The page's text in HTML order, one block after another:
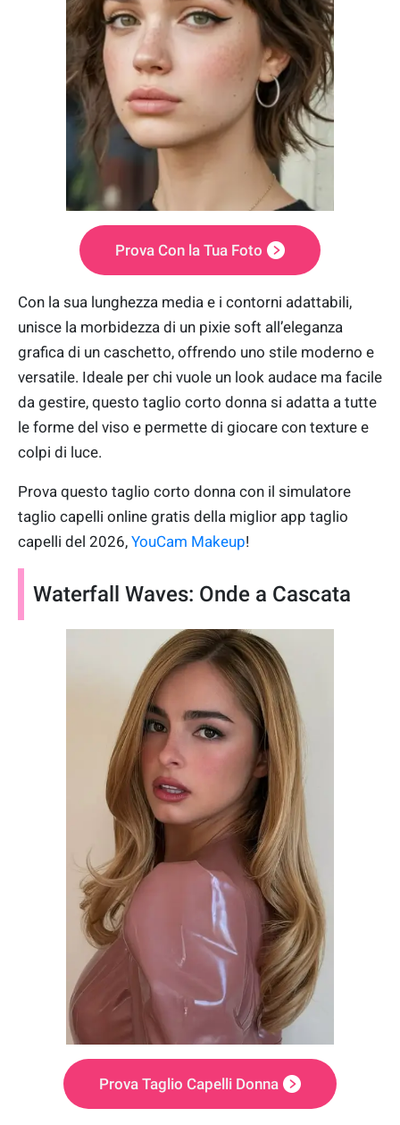
Prova Con la Tua Foto
Con la sua lunghezza media e i contorni adattabili,
unisce la morbidezza di un pixie soft all’eleganza
grafica di un caschetto, offrendo uno stile moderno e
versatile. Ideale per chi vuole un look audace ma facile
da gestire, questo taglio corto donna si adatta a tutte
le forme del viso e permette di giocare con texture e
colpi di luce.
Prova questo taglio corto donna con il simulatore
taglio capelli online gratis della miglior app taglio
capelli del 2026, YouCam Makeup!
Waterfall Waves: Onde a Cascata
Prova Taglio Capelli Donna